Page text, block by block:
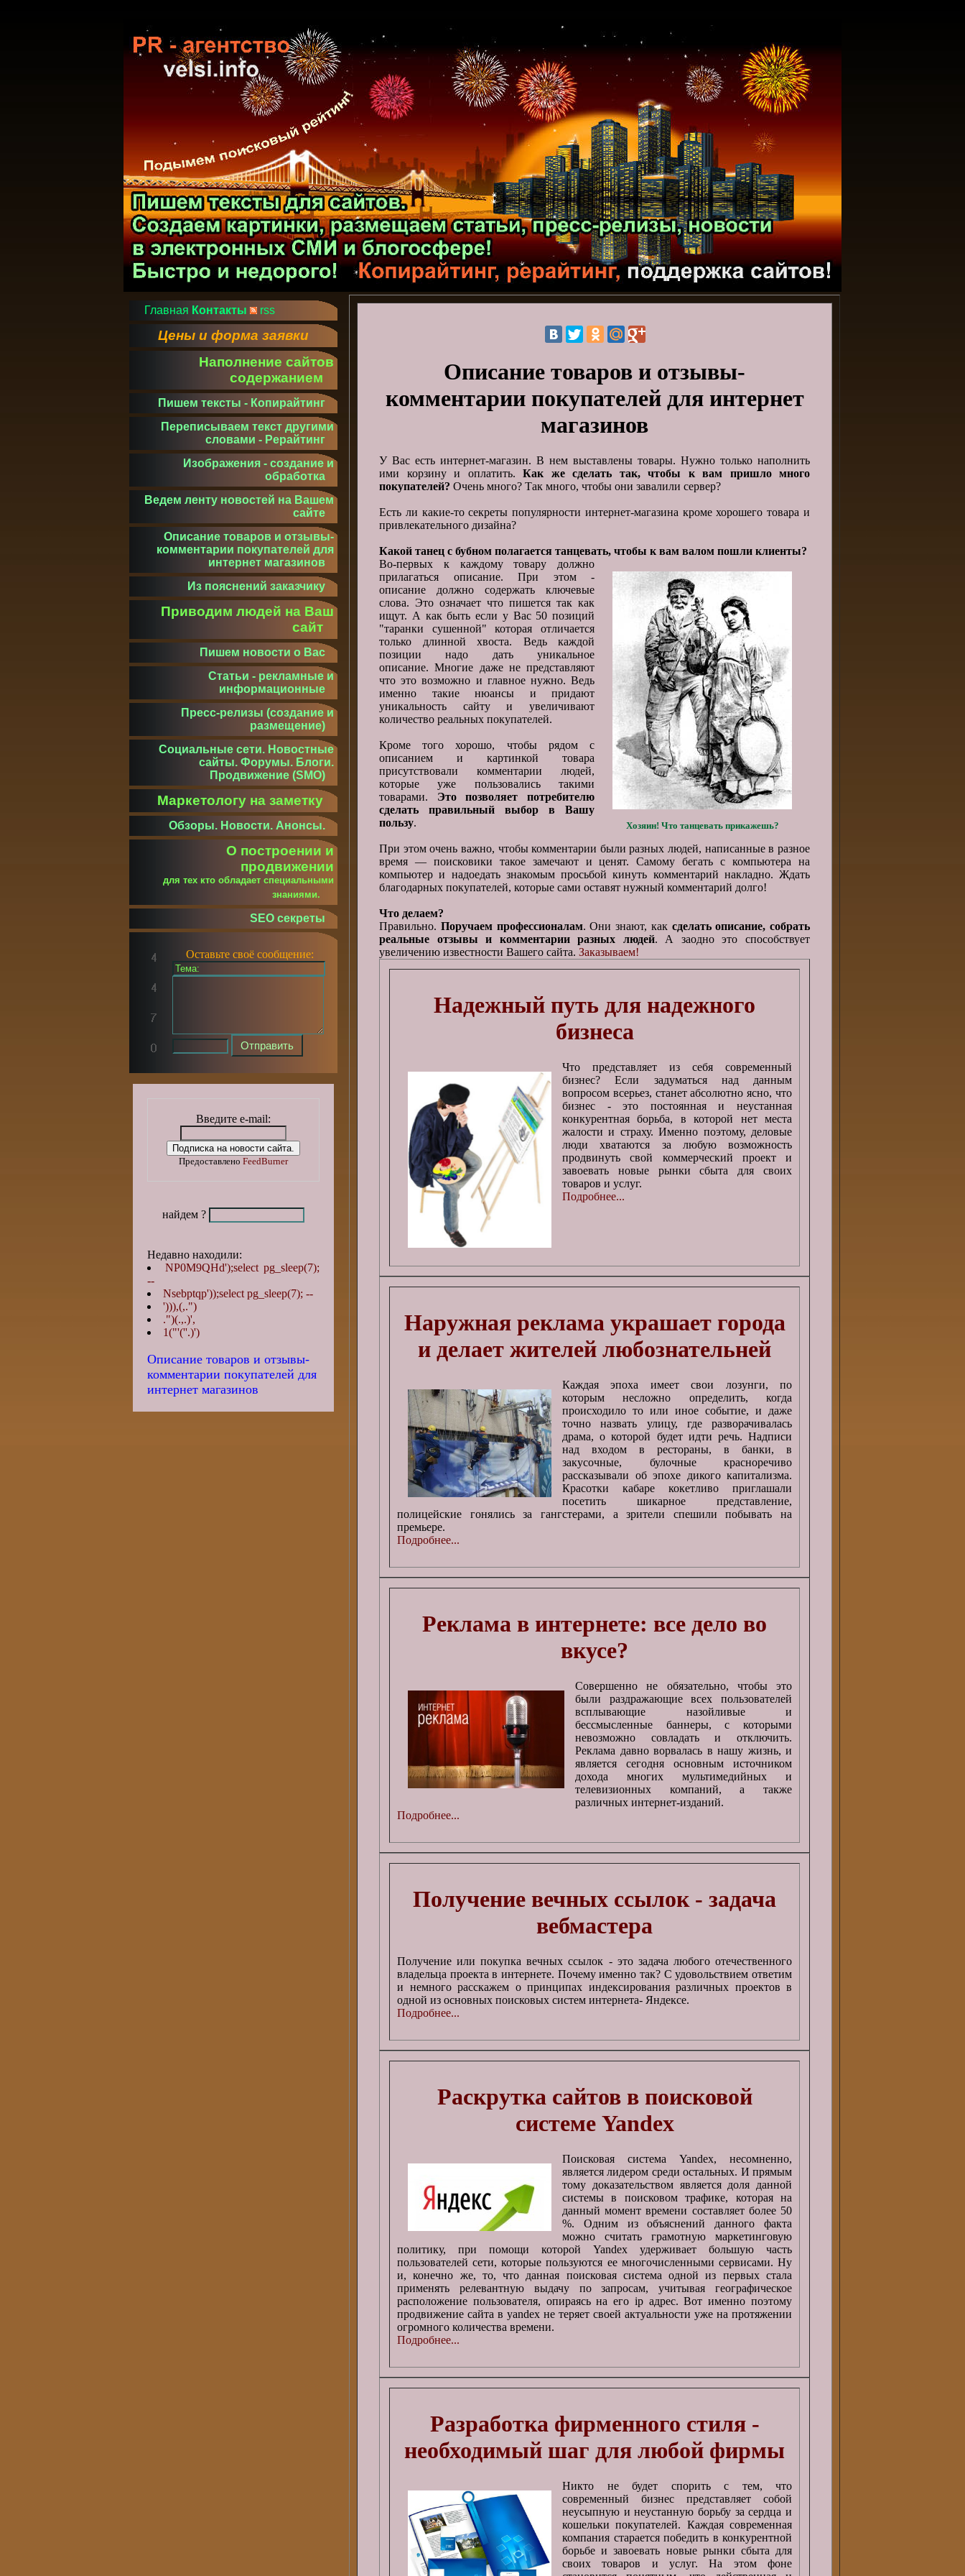
Описание товаров и отзывы-
комментарии покупателей для интернет
магазинов
У Вас есть интернет-магазин. В нем выставлены товары. Нужно только наполнить
ими корзину и оплатить. Как же сделать так, чтобы к вам пришло много
покупателей? Очень много? Так много, чтобы они завалили сервер?
Есть ли какие-то секреты популярности интернет-магазина кроме хорошего товара и
привлекательного дизайна?
Какой танец с бубном полагается танцевать, чтобы к вам валом пошли клиенты?
Хозяин! Что танцевать прикажешь?
Во-первых к каждому товару должно
прилагаться описание. При этом -
описание должно содержать ключевые
слова. Это означает что пишется так как
ищут. А как быть если у Вас 50 позиций
"таранки сушенной" которая отличается
только длинной хвоста. Ведь каждой
позиции надо дать уникальное
описание. Многие даже не представляют
что это возможно и главное нужно. Ведь
именно такие нюансы и придают
уникальность сайту и увеличивают
количество реальных покупателей.
Кроме того хорошо, чтобы рядом с
описанием и картинкой товара
присутствовали комментарии людей,
которые уже пользовались такими
товарами. Это позволяет потребителю
сделать правильный выбор в Вашу
пользу.
При этом очень важно, чтобы комментарии были разных людей, написанные в разное
время — поисковики такое замечают и ценят. Самому бегать с компьютера на
компьютер и надоедать знакомым просьбой кинуть комментарий накладно. Ждать
благодарных покупателей, которые сами оставят нужный комментарий долго!
Что делаем?
Правильно. Поручаем профессионалам. Они знают, как сделать описание, собрать
реальные отзывы и комментарии разных людей. А заодно это способствует
увеличению известности Вашего сайта. Заказываем!
Надежный путь для надежного
бизнеса
Что представляет из себя современный
бизнес? Если задуматься над данным
вопросом всерьез, станет абсолютно ясно, что
бизнес - это постоянная и неустанная
конкурентная борьба, в которой нет места
жалости и страху. Именно поэтому, деловые
люди хватаются за любую возможность
продвинуть свой коммерческий проект и
завоевать новые рынки сбыта для своих
товаров и услуг.
Подробнее...
Наружная реклама украшает города
и делает жителей любознательней
Каждая эпоха имеет свои лозунги, по
которым несложно определить, когда
происходило то или иное событие, и даже
точно назвать улицу, где разворачивалась
драма, о которой будет идти речь. Надписи
над входом в рестораны, в банки, в
закусочные, булочные красноречиво
рассказывали об эпохе дикого капитализма.
Красотки кабаре кокетливо приглашали
посетить шикарное представление,
полицейские гонялись за гангстерами, а зрители спешили побывать на
премьере.
Подробнее...
Реклама в интернете: все дело во
вкусе?
Совершенно не обязательно, чтобы это
были раздражающие всех пользователей
всплывающие назойливые и
бессмысленные баннеры, с которыми
невозможно совладать и отключить.
Реклама давно ворвалась в нашу жизнь, и
является сегодня основным источником
дохода многих мультимедийных и
телевизионных компаний, а также
различных интернет-изданий.
Подробнее...
Получение вечных ссылок - задача
вебмастера
Получение или покупка вечных ссылок - это задача любого отечественного
владельца проекта в интернете. Почему именно так? С удовольствием ответим
и немного расскажем о принципах индексирования различных проектов в
одной из основных поисковых систем интернета- Яндексе.
Подробнее...
Раскрутка сайтов в поисковой
системе Yandex
Поисковая система Yandex, несомненно,
является лидером среди остальных. И прямым
тому доказательством является доля данной
системы в поисковом трафике, которая на
данный момент времени составляет более 50
%. Одним из объяснений данного факта
можно считать грамотную маркетинговую
политику, при помощи которой Yandex удерживает большую часть
пользователей сети, которые пользуются ее многочисленными сервисами. Ну
и, конечно же, то, что данная поисковая система одной из первых стала
применять релевантную выдачу по запросам, учитывая географическое
расположение пользователя, опираясь на его ip адрес. Вот именно поэтому
продвижение сайта в yandex не теряет своей актуальности уже на протяжении
огромного количества времени.
Подробнее...
Разработка фирменного стиля -
необходимый шаг для любой фирмы
Никто не будет спорить с тем, что
современный бизнес представляет собой
неусыпную и неустанную борьбу за сердца и
кошельки покупателей. Каждая современная
компания старается победить в конкурентной
борьбе и завоевать новые рынки сбыта для
своих товаров и услуг. На этом фоне
Главная Контакты rss
Цены и форма заявки
Наполнение сайтов
содержанием
Пишем тексты - Копирайтинг
Переписываем текст другими
словами - Рерайтинг
Изображения - создание и
обработка
Ведем ленту новостей на Вашем
сайте
Описание товаров и отзывы-
комментарии покупателей для
интернет магазинов
Из пояснений заказчику
Приводим людей на Ваш
сайт
Пишем новости о Вас
Статьи - рекламные и
информационные
Пресс-релизы (создание и
размещение)
Социальные сети. Новостные
сайты. Форумы. Блоги.
Продвижение (SMO)
Маркетологу на заметку
Обзоры. Новости. Анонсы.
О построении и
продвижении
для тех кто обладает специальными
знаниями.
SEO секреты
Оставьте своё сообщение:
Введите e-mail:
Предоставлено FeedBurner
найдем ?
Недавно находили:
NP0M9QHd');select pg_sleep(7);
--
Nsebptqp'));select pg_sleep(7); --
'))),(,.")
.")(.,.)',
1("'(''.)')
Описание товаров и отзывы-
комментарии покупателей для
интернет магазинов